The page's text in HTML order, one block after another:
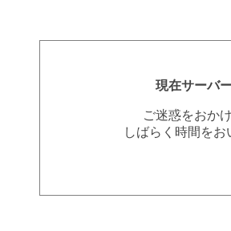
現在サーバ
ご迷惑をおか
しばらく時間を